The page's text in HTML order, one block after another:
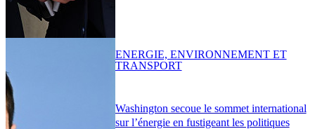
Washington secoue le sommet international
sur l’énergie en fustigeant les politiques
ENERGIE, ENVIRONNEMENT ET
TRANSPORT